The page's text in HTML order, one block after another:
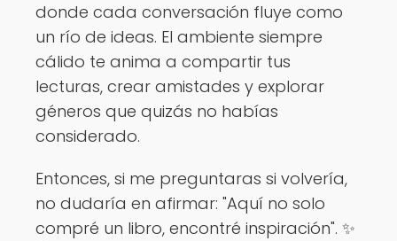
donde cada conversación fluye como
un río de ideas. El ambiente siempre
cálido te anima a compartir tus
lecturas, crear amistades y explorar
géneros que quizás no habías
considerado.
Entonces, si me preguntaras si volvería,
no dudaría en afirmar: "Aquí no solo
compré un libro, encontré inspiración". ✨